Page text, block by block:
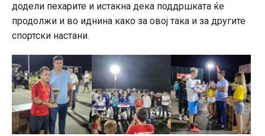
додели пехарите и истакна дека поддршката ќе
продолжи и во иднина како за овој така и за другите
спортски настани.